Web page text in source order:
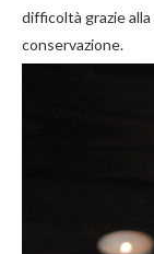
difficoltà grazie alla
conservazione.